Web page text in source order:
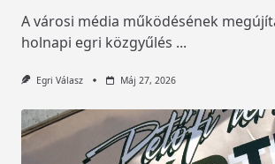
A városi média működésének
holnapi egri közgyűlés ...
Egri Válasz Máj 27, 2026